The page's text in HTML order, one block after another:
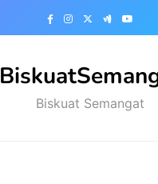
Biskuat Semangat